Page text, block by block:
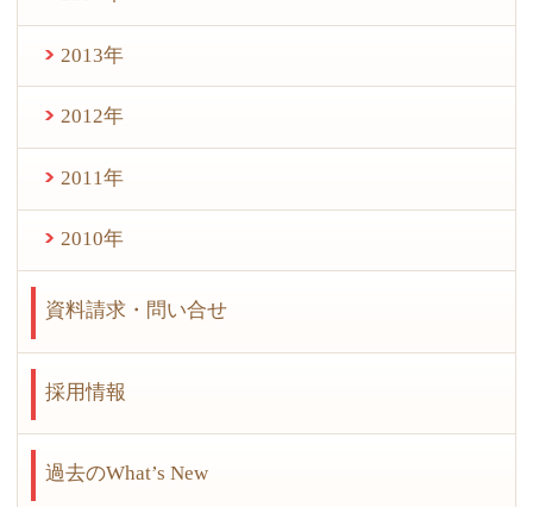
2013年
2012年
2011年
2010年
資料請求・問い合せ
採用情報
過去のWhat’s New